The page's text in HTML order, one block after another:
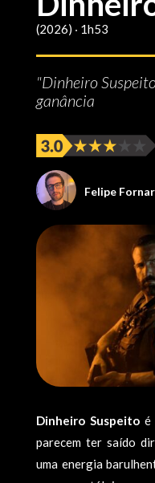
(2026) ‧ 1h53
"Dinheiro
ganância
Felipe
Dinheiro Suspeitoé
parecem ter saído
uma energia